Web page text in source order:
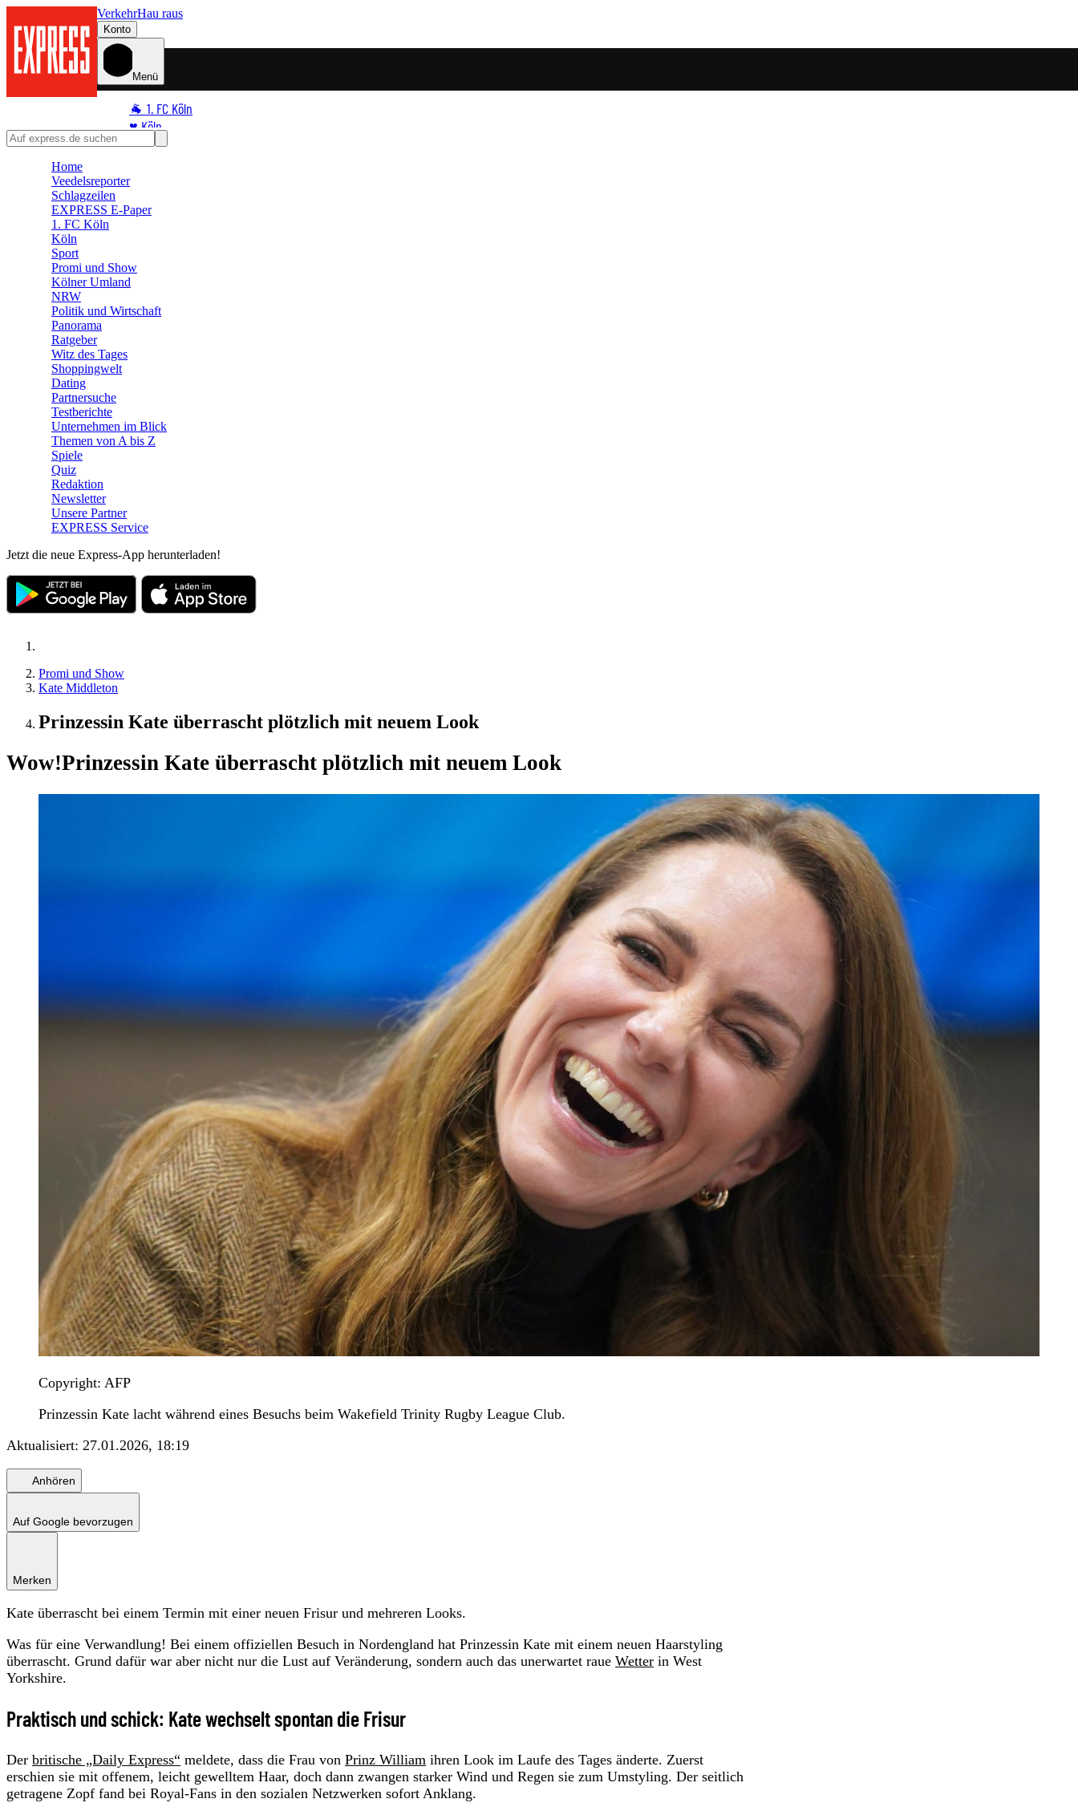
VerkehrHau raus
Konto
Menü
🐐 1. FC Köln
♥️ Köln
⭐ Promi
🛒 Shoppingwelt
🧩 Spiele
Home
Veedelsreporter
Schlagzeilen
EXPRESS E-Paper
1. FC Köln
Köln
Sport
Promi und Show
Kölner Umland
NRW
Politik und Wirtschaft
Panorama
Ratgeber
Witz des Tages
Shoppingwelt
Dating
Partnersuche
Testberichte
Unternehmen im Blick
Themen von A bis Z
Spiele
Quiz
Redaktion
Newsletter
Unsere Partner
EXPRESS Service
Jetzt die neue Express-App herunterladen!
Promi und Show
Kate Middleton
Prinzessin Kate überrascht plötzlich mit neuem Look
Wow!Prinzessin Kate überrascht plötzlich mit neuem Look
Copyright: AFP
Prinzessin Kate lacht während eines Besuchs beim Wakefield Trinity Rugby League Club.
Aktualisiert: 27.01.2026, 18:19
Anhören
Auf Google bevorzugen
Merken
Kate überrascht bei einem Termin mit einer neuen Frisur und mehreren Looks.
Was für eine Verwandlung! Bei einem offiziellen Besuch in Nordengland hat Prinzessin Kate mit einem neuen Haarstyling
überrascht. Grund dafür war aber nicht nur die Lust auf Veränderung, sondern auch das unerwartet raue Wetter in West
Yorkshire.
Praktisch und schick: Kate wechselt spontan die Frisur
Der britische „Daily Express“ meldete, dass die Frau von Prinz William ihren Look im Laufe des Tages änderte. Zuerst
erschien sie mit offenem, leicht gewelltem Haar, doch dann zwangen starker Wind und Regen sie zum Umstyling. Der seitlich
getragene Zopf fand bei Royal-Fans in den sozialen Netzwerken sofort Anklang.